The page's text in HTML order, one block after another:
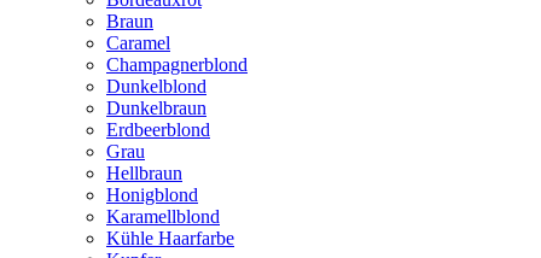
Braun
Caramel
Champagnerblond
Dunkelblond
Dunkelbraun
Erdbeerblond
Grau
Hellbraun
Honigblond
Karamellblond
Kühle Haarfarbe